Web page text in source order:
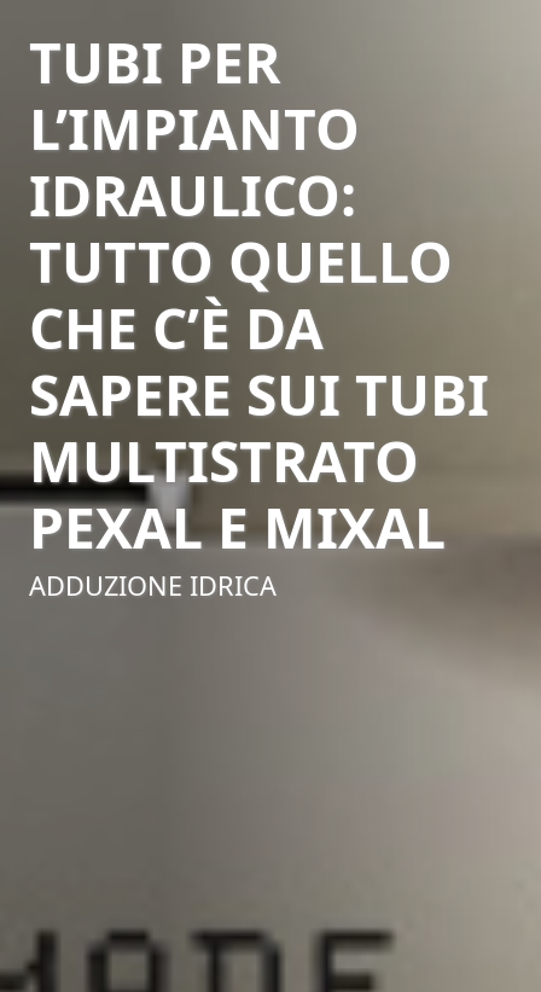
TUBI PER
L’IMPIANTO
IDRAULICO:
TUTTO QUELLO
CHE C’È DA
SAPERE SUI TUBI
MULTISTRATO
PEXAL E MIXAL
ADDUZIONE IDRICA